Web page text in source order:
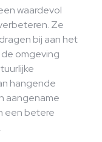
waardevol
Ze
bij aan het
omgeving
hangende
aangename
een betere